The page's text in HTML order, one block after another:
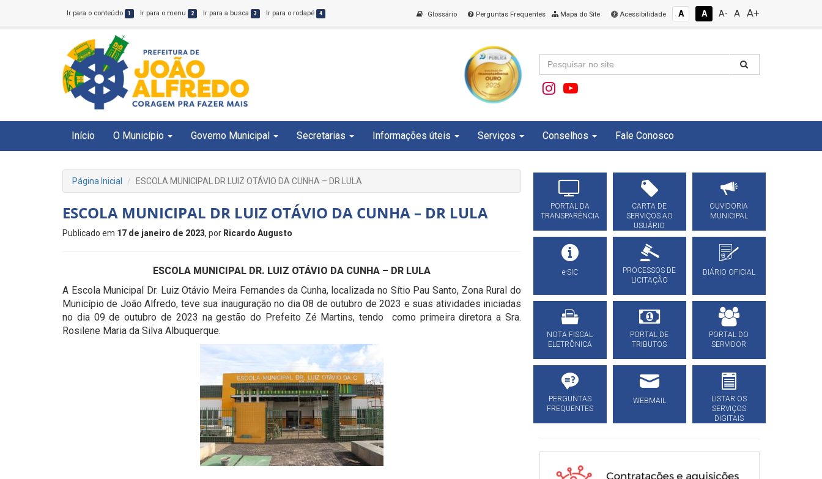
Ir para o conteúdo 1 Ir para o menu 2 Ir para a busca 3 Ir para o rodapé 4 Glossário Perguntas Frequentes Mapa do Site Acessibilidade A A A- A A+
Início O Município Governo Municipal Secretarias Informações úteis Serviços Conselhos Fale Conosco
Página Inicial ESCOLA MUNICIPAL DR LUIZ OTÁVIO DA CUNHA – DR LULA
ESCOLA MUNICIPAL DR LUIZ OTÁVIO DA CUNHA – DR LULA
Publicado em 17 de janeiro de 2023, por Ricardo Augusto
ESCOLA MUNICIPAL DR. LUIZ OTÁVIO DA CUNHA – DR LULA
A Escola Municipal Dr. Luiz Otávio Meira Fernandes da Cunha, localizada no Sítio Pau Santo, Zona Rural do
Município de João Alfredo, teve sua inauguração no dia 08 de outubro de 2023 e suas atividades iniciadas
no dia 09 de outubro de 2023 na gestão do Prefeito Zé Martins, tendo como primeira diretora a Sra.
Rosilene Maria da Silva Albuquerque.
PORTAL DA
TRANSPARÊNCIA
CARTA DE
SERVIÇOS AO
USUÁRIO
OUVIDORIA
MUNICIPAL
e-SIC
PROCESSOS DE
LICITAÇÃO
DIÁRIO OFICIAL
NOTA FISCAL
ELETRÔNICA
PORTAL DE
TRIBUTOS
PORTAL DO
SERVIDOR
PERGUNTAS
FREQUENTES
WEBMAIL
LISTAR OS
SERVIÇOS
DIGITAIS